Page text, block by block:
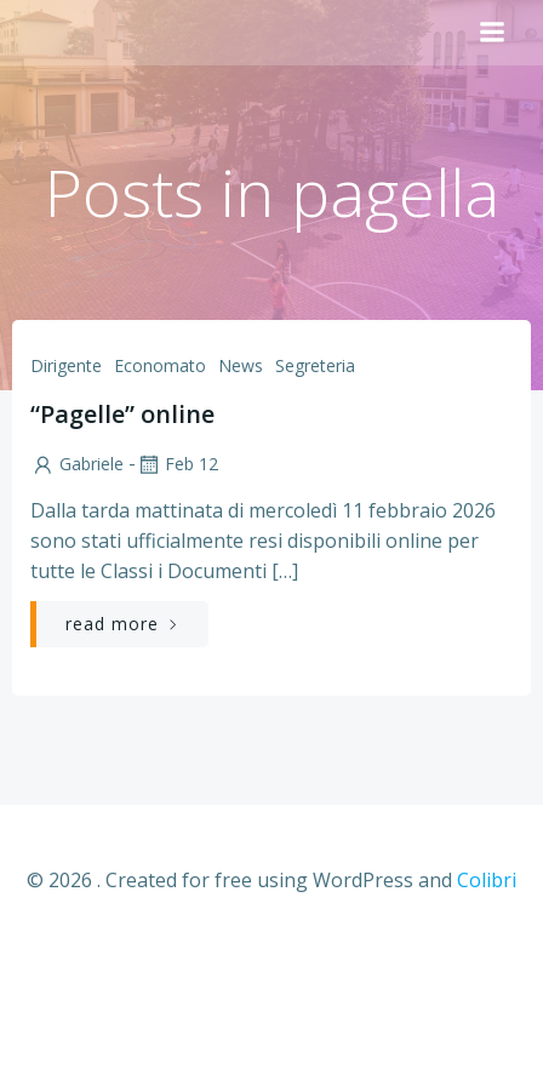
contenuto
Posts in pagella
Dirigente Economato News Segreteria
“Pagelle” online
Gabriele - Feb 12
Dalla tarda mattinata di mercoledì 11 febbraio 2026
sono stati ufficialmente resi disponibili online per
tutte le Classi i Documenti […]
read more
© 2026 . Created for free using WordPress and Colibri